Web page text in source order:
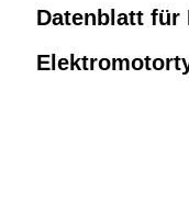
Datenblatt für